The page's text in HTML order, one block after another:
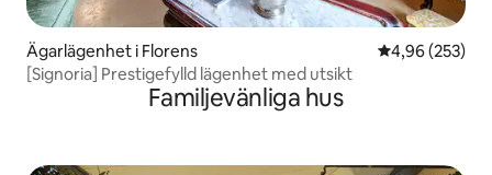
Ägarlägenhet i Florens 4,96 av 5 i
4,96 (253)
[Signoria] Prestigefylld lägenhet med utsikt
Familjevänliga hus